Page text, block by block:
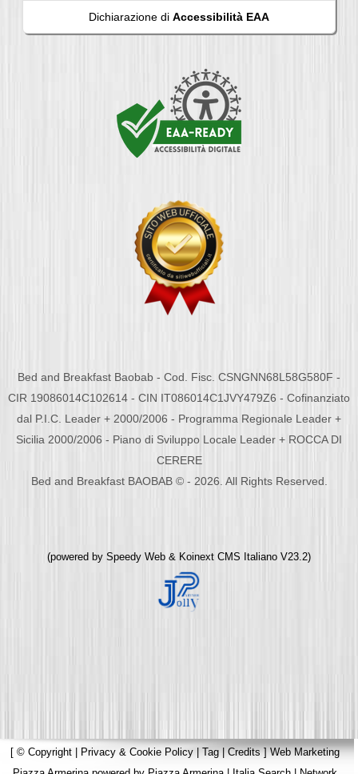
Dichiarazione di Accessibilità EAA
Bed and Breakfast Baobab - Cod. Fisc. CSNGNN68L58G580F -
CIR 19086014C102614 - CIN IT086014C1JVY479Z6 - Cofinanziato
dal P.I.C. Leader + 2000/2006 - Programma Regionale Leader +
Sicilia 2000/2006 - Piano di Sviluppo Locale Leader + ROCCA DI
CERERE
Bed and Breakfast BAOBAB © - 2026. All Rights Reserved.
(powered by Speedy Web & Koinext CMS Italiano V23.2)
[ © Copyright | Privacy & Cookie Policy | Tag|Credits]Web Marketing